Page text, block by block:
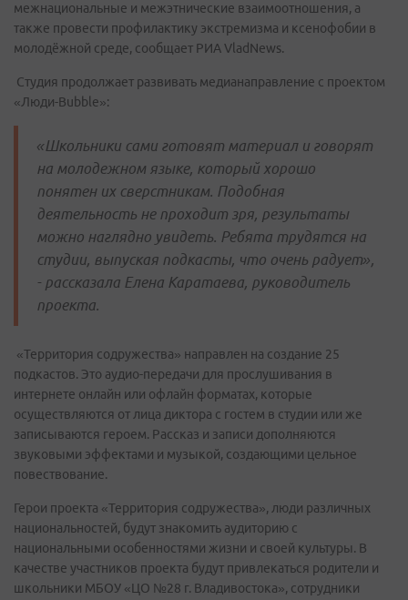
межнациональные и межэтнические взаимоотношения, а
также провести профилактику экстремизма и ксенофобии в
молодёжной среде, сообщает РИА VladNews.
Студия продолжает развивать медианаправление с проектом
«Люди-Bubble»:
«Школьники сами готовят материал и говорят
на молодежном языке, который хорошо
понятен их сверстникам. Подобная
деятельность не проходит зря, результаты
можно наглядно увидеть. Ребята трудятся на
студии, выпуская подкасты, что очень радует»,
- рассказала Елена Каратаева, руководитель
проекта.
«Территория содружества» направлен на создание 25
подкастов. Это аудио-передачи для прослушивания в
интернете онлайн или офлайн форматах, которые
осуществляются от лица диктора с гостем в студии или же
записываются героем. Рассказ и записи дополняются
звуковыми эффектами и музыкой, создающими цельное
повествование.
Герои проекта «Территория содружества», люди различных
национальностей, будут знакомить аудиторию с
национальными особенностями жизни и своей культуры. В
качестве участников проекта будут привлекаться родители и
школьники МБОУ «ЦО №28 г. Владивостока», сотрудники